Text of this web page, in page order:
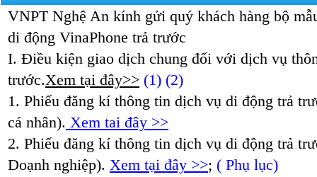
VNPT Nghệ An kính gửi quý khách hàng bộ
di động VinaPhone trả trước
I. Điều kiện giao dịch chung đối với dịch vụ
trước.Xem tại đây>> (1) (2)
1. Phiếu đăng kí thông tin dịch vụ di động trả
cá nhân). Xem tai đây >>
2. Phiếu đăng kí thông tin dịch vụ di động trả
Doạnh nghiệp). Xem tại đây >>; ( Phụ lục)